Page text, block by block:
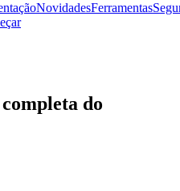
NovidadesFerramentas
do